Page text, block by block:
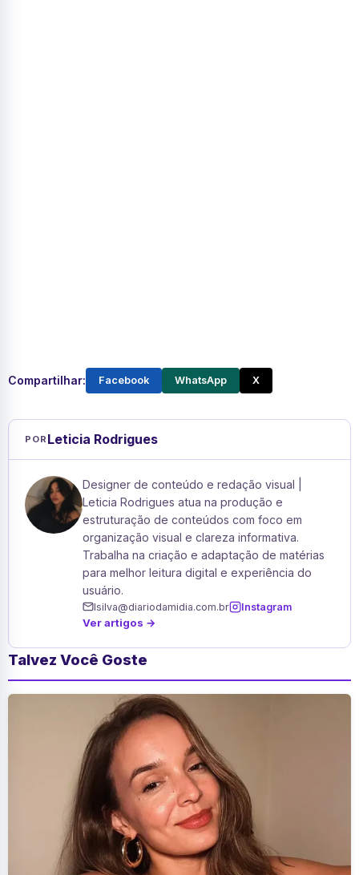
Compartilhar: Facebook WhatsApp X
POR Leticia Rodrigues
Designer de conteúdo e redação visual |
Leticia Rodrigues atua na produção e
estruturação de conteúdos com foco em
organização visual e clareza informativa.
Trabalha na criação e adaptação de matérias
para melhor leitura digital e experiência do
usuário.
lsilva@diariodamidia.com.br Instagram
Ver artigos →
Talvez Você Goste